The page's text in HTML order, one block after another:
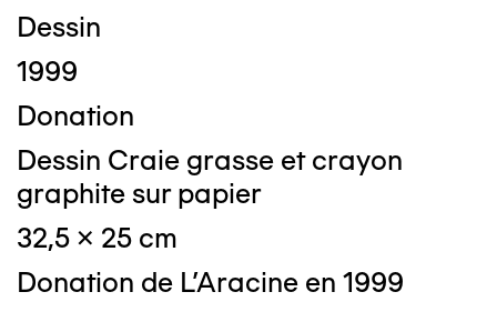
Dessin
1999
Donation
Dessin Craie grasse et crayon
graphite sur papier
32,5 x 25 cm
Donation de L'Aracine en 1999